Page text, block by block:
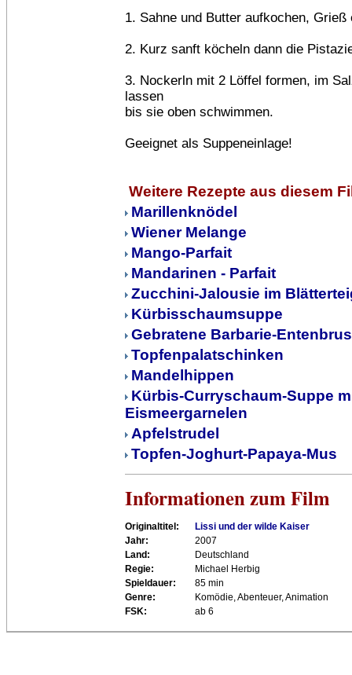
1. Sahne und Butter aufkochen,
2. Kurz sanft köcheln dann die
3. Nockerln mit 2 Löffel formen, im
lassen
bis sie oben schwimmen.
Geeignet als Suppeneinlage!
Weitere Rezepte aus diesem
Marillenknödel
Wiener Melange
Mango-Parfait
Mandarinen - Parfait
Zucchini-Jalousie im
Kürbisschaumsuppe
Gebratene Barbarie-
Topfenpalatschinken
Mandelhippen
Kürbis-Curryschaum-Suppe
Eismeergarnelen
Apfelstrudel
Topfen-Joghurt-Papaya-Mus
Informationen zum Film
Originaltitel:
Lissi und der wilde Kaiser
Jahr:
2007
Land:
Deutschland
Regie:
Michael Herbig
Spieldauer:
85 min
Genre:
Komödie, Abenteuer, Animation
FSK:
ab 6